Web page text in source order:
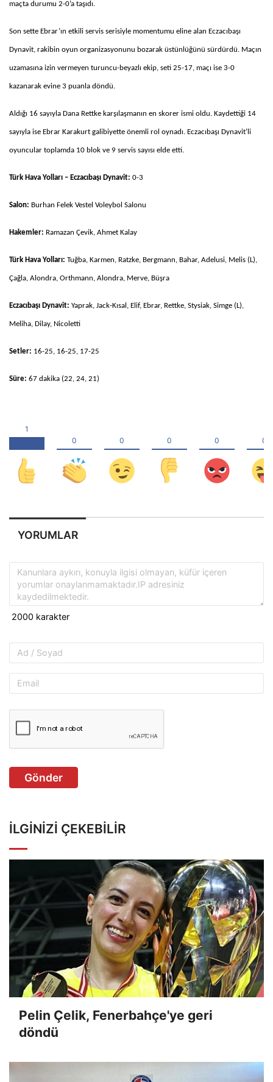
maçta durumu 2-0’a taşıdı.
Son sette Ebrar’ın etkili servis serisiyle momentumu eline alan Eczacıbaşı
Dynavit, rakibin oyun organizasyonunu bozarak üstünlüğünü sürdürdü. Maçın
uzamasına izin vermeyen turuncu-beyazlı ekip, seti 25-17, maçı ise 3-0
kazanarak evine 3 puanla döndü.
Aldığı 16 sayıyla Dana Rettke karşılaşmanın en skorer ismi oldu. Kaydettiği 14
sayıyla ise Ebrar Karakurt galibiyette önemli rol oynadı. Eczacıbaşı Dynavit’li
oyuncular toplamda 10 blok ve 9 servis sayısı elde etti.
Türk Hava Yolları – Eczacıbaşı Dynavit: 0-3
Salon: Burhan Felek Vestel Voleybol Salonu
Hakemler: Ramazan Çevik, Ahmet Kalay
Türk Hava Yolları: Tuğba, Karmen, Ratzke, Bergmann, Bahar, Adelusi, Melis (L),
Çağla, Alondra, Orthmann, Alondra, Merve, Büşra
Eczacıbaşı Dynavit: Yaprak, Jack-Kısal, Elif, Ebrar, Rettke, Stysiak, Simge (L),
Meliha, Dilay, Nicoletti
Setler: 16-25, 16-25, 17-25
Süre: 67 dakika (22, 24, 21)
YORUMLAR
Gönder
İLGINIZI ÇEKEBILIR
Pelin Çelik, Fenerbahçe'ye geri
döndü